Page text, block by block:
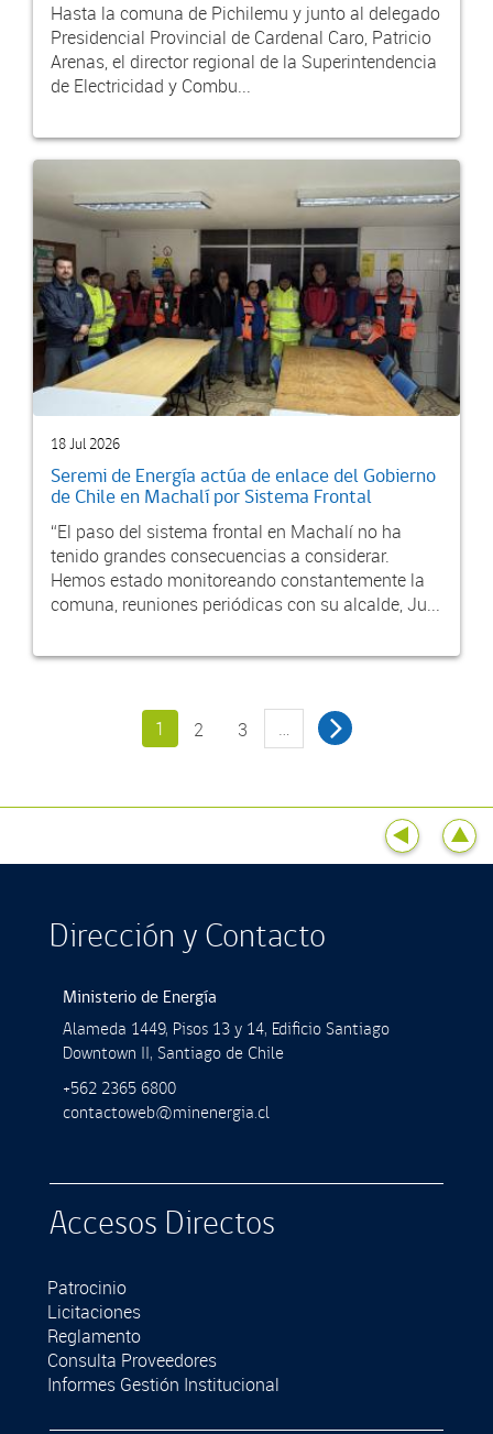
Hasta la comuna de Pichilemu y junto al delegado
Presidencial Provincial de Cardenal Caro, Patricio
Arenas, el director regional de la Superintendencia
de Electricidad y Combu...
18 Jul 2026
Seremi de Energía actúa de enlace del Gobierno
de Chile en Machalí por Sistema Frontal
“El paso del sistema frontal en Machalí no ha
tenido grandes consecuencias a considerar.
Hemos estado monitoreando constantemente la
comuna, reuniones periódicas con su alcalde, Ju...
1 2 3 …
Dirección y Contacto
Ministerio de Energía
Alameda 1449, Pisos 13 y 14, Ediﬁcio Santiago
Downtown II, Santiago de Chile
+562 2365 6800
contactoweb@minenergia.cl
Accesos Directos
Patrocinio
Licitaciones
Reglamento
Consulta Proveedores
Informes Gestión Institucional